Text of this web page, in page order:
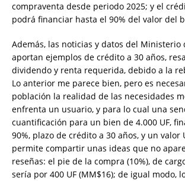
compraventa desde periodo 2025; y el
podrá financiar hasta el 90% del valor del
Además, las noticias y datos del Ministerio
aportan ejemplos de crédito a 30 años,
dividendo y renta requerida, debido a la
Lo anterior me parece bien, pero es
población la realidad de las necesidades
enfrenta un usuario, y para lo cual una
cuantificación para un bien de 4.000 UF,
90%, plazo de crédito a 30 años, y un valor
permite compartir unas ideas que no
reseñas: el pie de la compra (10%), de
sería por 400 UF (MM$16); de igual modo,